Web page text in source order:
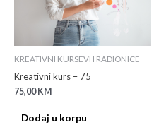
KREATIVNI KURSEVI I RADIONICE
Kreativni kurs – 75
75,00 KM
Dodaj u korpu